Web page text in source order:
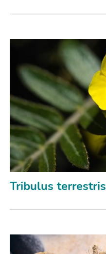
Tribulus terrestris